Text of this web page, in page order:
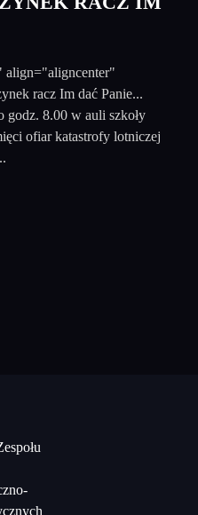
align="aligncenter"
racz Im dać Panie...
godz. 8.00 w auli szkoły
ofiar katastrofy lotniczej